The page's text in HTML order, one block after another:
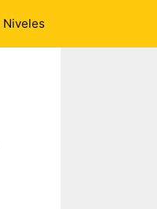
Niveles